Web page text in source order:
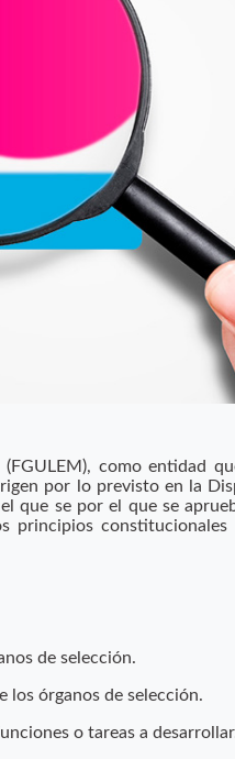
como entidad
por lo previsto en la
que se por el que se
principios
de selección.
los órganos de selección.
o tareas a